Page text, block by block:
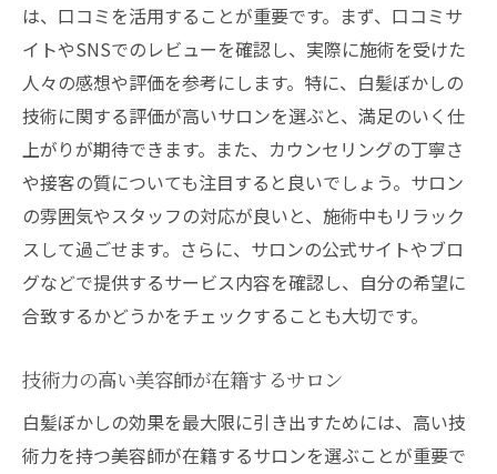
は、口コミを活用することが重要です。まず、口コミサ
イトやSNSでのレビューを確認し、実際に施術を受けた
人々の感想や評価を参考にします。特に、白髪ぼかしの
技術に関する評価が高いサロンを選ぶと、満足のいく仕
上がりが期待できます。また、カウンセリングの丁寧さ
や接客の質についても注目すると良いでしょう。サロン
の雰囲気やスタッフの対応が良いと、施術中もリラック
スして過ごせます。さらに、サロンの公式サイトやブロ
グなどで提供するサービス内容を確認し、自分の希望に
合致するかどうかをチェックすることも大切です。
技術力の高い美容師が在籍するサロン
白髪ぼかしの効果を最大限に引き出すためには、高い技
術力を持つ美容師が在籍するサロンを選ぶことが重要で